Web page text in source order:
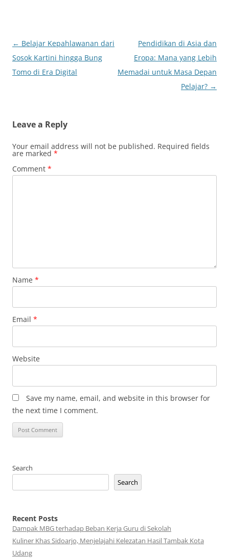
Post
navigation
← Belajar Kepahlawanan dari
Sosok Kartini hingga Bung
Tomo di Era Digital
Pendidikan di Asia dan
Eropa: Mana yang Lebih
Memadai untuk Masa Depan
Pelajar? →
Leave a Reply
Your email address will not be published. Required fields
are marked *
Comment *
Name *
Email *
Website
Save my name, email, and website in this browser for
the next time I comment.
Search
Search
Recent Posts
Dampak MBG terhadap Beban Kerja Guru di Sekolah
Kuliner Khas Sidoarjo, Menjelajahi Kelezatan Hasil Tambak Kota
Udang